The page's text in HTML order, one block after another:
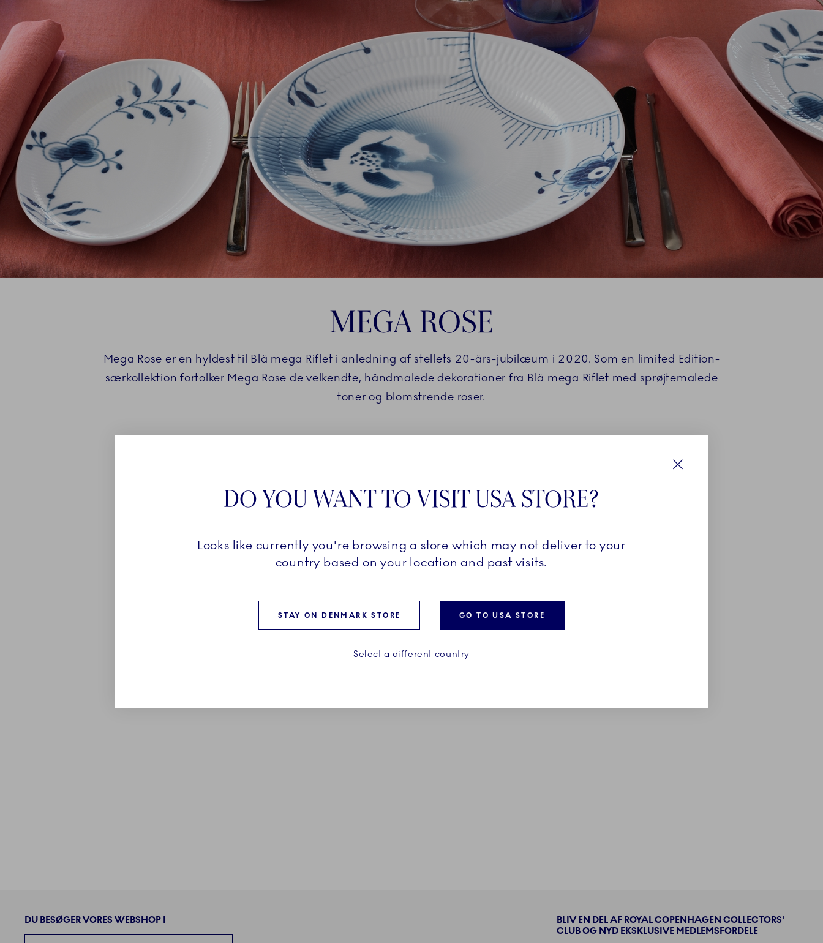
MEGA ROSE
Mega Rose er en hyldest til Blå mega Riflet i anledning af stellets 20-års-jubilæum i 2020. Som en limited Edition-
særkollektion fortolker Mega Rose de velkendte, håndmalede dekorationer fra Blå mega Riflet med sprøjtemalede
toner og blomstrende roser.
DU BESØGER VORES WEBSHOP I
BLIV EN DEL AF ROYAL COPENHAGEN COLLECTORS'
CLUB OG NYD EKSKLUSIVE MEDLEMSFORDELE
DO YOU WANT TO VISIT USA STORE?
Looks like currently you're browsing a store which may not deliver to your
country based on your location and past visits.
STAY ON DENMARK STORE GO TO USA STORE
Select a different country